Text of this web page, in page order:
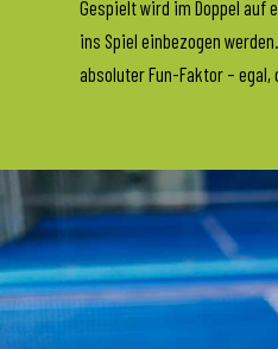
Gespielt wird im Doppel auf
ins Spiel einbezogen
absoluter Fun-Faktor –